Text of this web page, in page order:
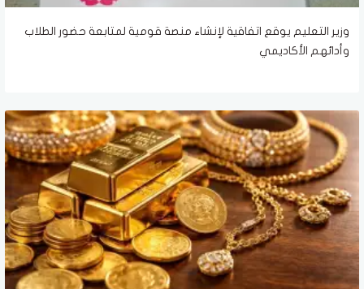
وزير التعليم يوقع اتفاقية لإنشاء منصة قومية لمتابعة حضور الطلاب
وأدائهم الأكاديمي